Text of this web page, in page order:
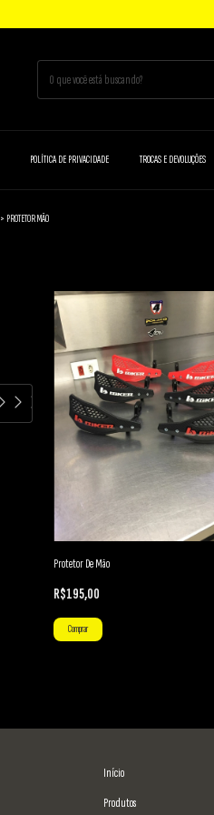
POLÍTICA DE PRIVACIDADE TROCAS E DEVOLUÇÕES
> PROTETOR MÃO
Protetor De Mão
R$195,00
Comprar
Início
Produtos